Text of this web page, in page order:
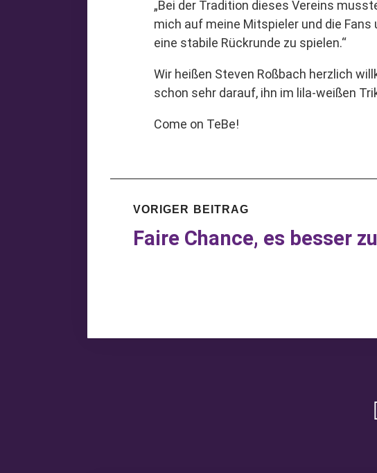
„Bei der Tradition dieses Vereins
mich auf meine Mitspieler und die
eine stabile Rückrunde zu spielen.“
Wir heißen Steven Roßbach herzlich
schon sehr darauf, ihn im lila-weißen
Come on TeBe!
VORIGER BEITRAG
Faire Chance, es besser